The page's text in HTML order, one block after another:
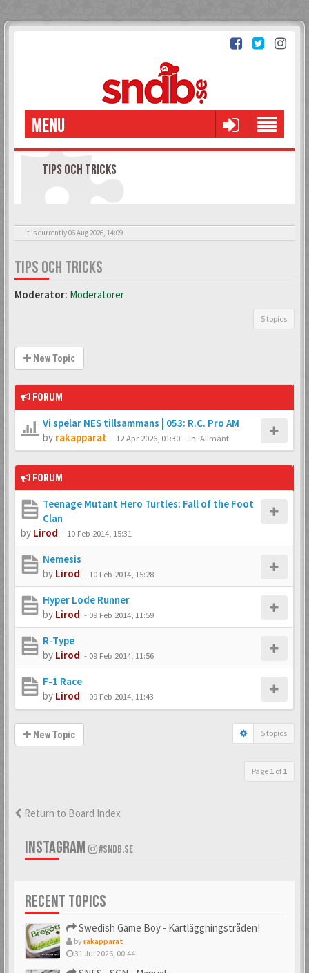
MENU
TIPS OCH TRICKS
It is currently 06 Aug 2026, 14:09
TIPS OCH TRICKS
Moderator: Moderatorer
5 topics
New Topic
FORUM
Vi spelar NES tillsammans | 053: R.C. Pro AM
by rakapparat - 12 Apr 2026, 01:30 - In: Allmänt
FORUM
Teenage Mutant Hero Turtles: Fall of the Foot
Clan
by Lirod - 10 Feb 2014, 15:31
Nemesis
by Lirod - 10 Feb 2014, 15:28
Hyper Lode Runner
by Lirod - 09 Feb 2014, 11:59
R-Type
by Lirod - 09 Feb 2014, 11:56
F-1 Race
by Lirod - 09 Feb 2014, 11:43
New Topic 5 topics
Page 1 of1
Return to Board Index
INSTAGRAM #SNDB.SE
RECENT TOPICS
Swedish Game Boy - Kartläggningstråden!
byrakapparat
31 Jul 2026, 00:44